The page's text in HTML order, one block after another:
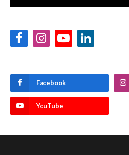
FacebookInstagramYouTubeLinkedIn
Facebook
YouTube